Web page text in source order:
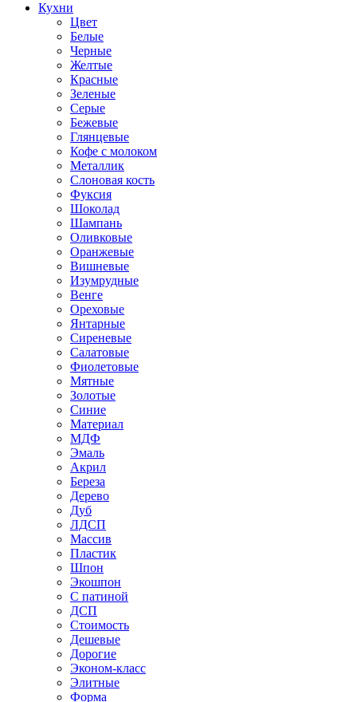
Кухни
Цвет
Белые
Черные
Желтые
Красные
Зеленые
Серые
Бежевые
Глянцевые
Кофе с молоком
Металлик
Слоновая кость
Фуксия
Шоколад
Шампань
Оливковые
Оранжевые
Вишневые
Изумрудные
Венге
Ореховые
Янтарные
Сиреневые
Салатовые
Фиолетовые
Мятные
Золотые
Синие
Материал
МДФ
Эмаль
Акрил
Береза
Дерево
Дуб
ЛДСП
Массив
Пластик
Шпон
Экошпон
С патиной
ДСП
Стоимость
Дешевые
Дорогие
Эконом-класс
Элитные
Форма